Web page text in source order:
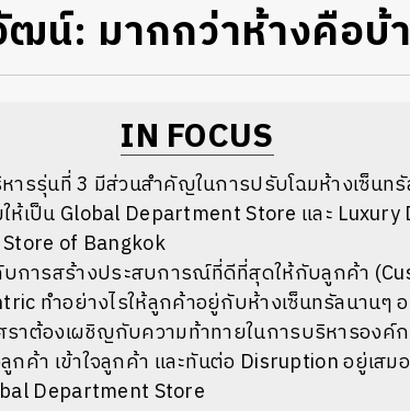
ฒน์: มากกว่าห้างคือบ้
IN FOCUS
ารรุ่นที่ 3 มีส่วนสำคัญในการปรับโฉมห้างเซ็นท
ห้เป็น Global Department Store และ
of Bangkok
การสร้างประสบการณ์ที่ดีที่สุดให้กับลูกค้า
ทำอย่างไรให้ลูกค้าอยู่กับห้างเซ็นทรัลนานๆ
ราต้องเผชิญกับความท้าทายในการบริหารอง
กค้า เข้าใจลูกค้า และทันต่อ Disruption อยู่เส
Department Store